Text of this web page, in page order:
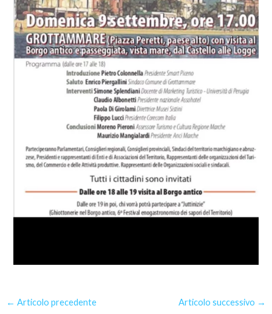
Navigazione
← Articolo precedente Articolo successivo →